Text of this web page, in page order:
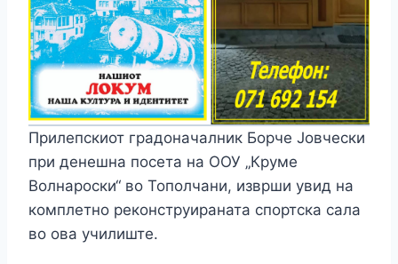
Прилепскиот градоначалник Борче Јовчески
при денешна посета на ООУ „Круме
Волнароски“ во Тополчани, изврши увид на
комплетно реконструираната спортска сала
во ова училиште.